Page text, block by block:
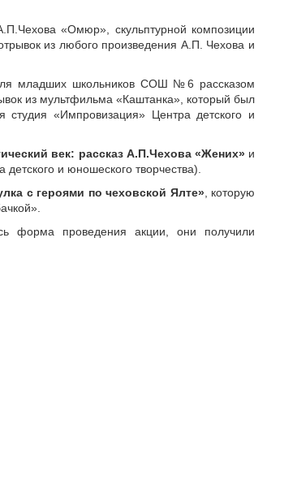
«Омюр», скульптурной композиции
из любого произведения А.П. Чехова и
младших школьников СОШ №6 рассказом
из мультфильма «Каштанка», который был
студия «Импровизация» Центра детского и
век: рассказ А.П.Чехова «Жених»и
и юношеского творчества).
с героями по чеховской Ялте», которую
форма проведения акции, они получили